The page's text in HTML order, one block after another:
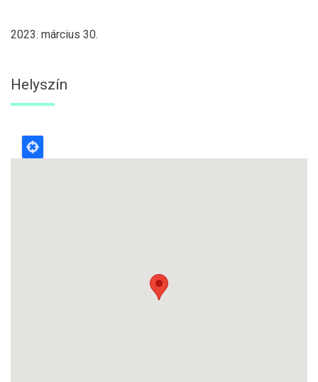
2023. március 30.
Helyszín